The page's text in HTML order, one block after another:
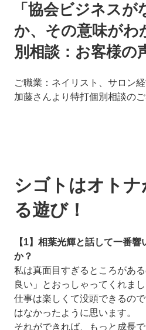
日:「協会ビジネス
か、その意味がわ
別相談：お客様の
ご職業：ネイリスト、サロン
加藤さんより特打個別相談の
シゴトはオト
る遊び！
【1】相葉光輝と話して一番響
か？
私は真面目すぎるところがあ
良い」とおっしゃってくれまし
仕事は楽しくて没頭できるので
はなかったように思います。
それができれば、もっと成長